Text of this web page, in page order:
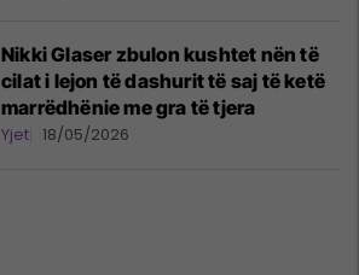
Nikki Glaser zbulon kushtet nën të
cilat i lejon të dashurit të saj të ketë
marrëdhënie me gra të tjera
Yjet 18/05/2026